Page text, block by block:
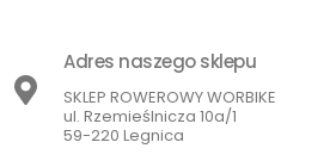
Adres naszego sklepu
SKLEP ROWEROWY WORBIKE
ul. Rzemieślnicza 10a/1
59-220 Legnica